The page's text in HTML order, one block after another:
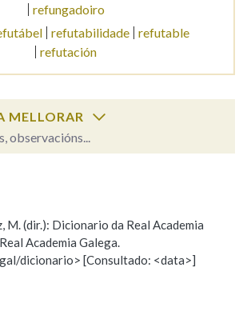
DE BUSCA
refungadoiro
refutabilidade
refutable
refutación
MELLORAR
observacións...
OPCIÓN:
Hai un erro na palabra
a definición
M. (dir.): Dicionario da Real Academia
Academia Galega.
dicionario> [Consultado: <data>]